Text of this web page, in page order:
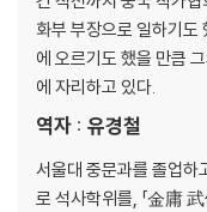
화부 부장으로 일하기도
에 오르기도 했을 만큼
에 자리하고 있다.
역자 : 유경철
서울대 중문과를 졸업하
로 석사학위를, 「金庸